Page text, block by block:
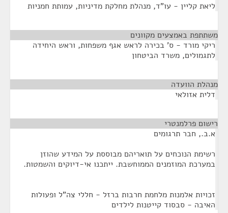
ליאת קליין - עו"ד, מנהלת מחלקת מדיניות, עמותת חמניות
משתתפת באמצעים מקוונים
ריקי מורד - ס' בכירה לראש אגף משפחות, וראש היחידה
לתגמולים, משרד הביטחון
מנהלת הוועדה
דלית אזולאי
רישום פרלמנטרי
א.ב., חבר תרגומים
רשימת הנוכחים על תואריהם מבוססת על המידע שהוזן
במערכת המוזמנים הממוחשבת. ייתכנו אי-דיוקים והשמטות.
זכויות אלמנות מלחמת חרבות ברזל - חללי צה"ל ופעולות
האיבה - סבסוד קייטנות לילדים